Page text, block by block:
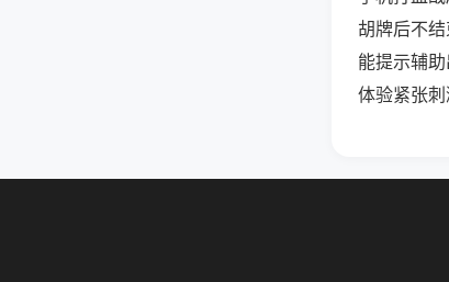
胡牌后不
能提示辅
体验紧张刺